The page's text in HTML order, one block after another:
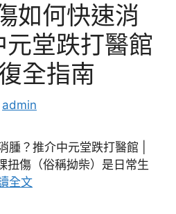
如何快速消
堂跌打醫館
全指南
admin
腫？推介中元堂跌打醫館 |
扭傷（俗稱拗柴）是日常生
全文